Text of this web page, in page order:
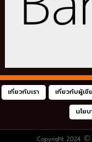
เกี่ยวกับเรา เกี่ยวกับผู้เขี
นโย
Copyright 2024 ©